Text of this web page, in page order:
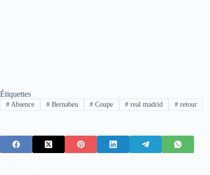
Étiquettes
#Absence #Bernabeu # Coupe # real madrid # retour